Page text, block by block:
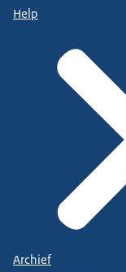
Help
Archief